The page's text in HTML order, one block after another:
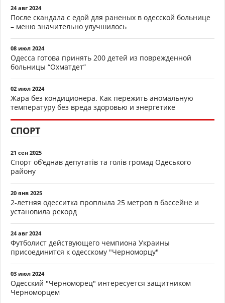
24 авг 2024
После скандала с едой для раненых в одесской больнице
– меню значительно улучшилось
08 июл 2024
Одесса готова принять 200 детей из поврежденной
больницы “Охматдет”
02 июл 2024
Жара без кондиционера. Как пережить аномальную
температуру без вреда здоровью и энергетике
СПОРТ
21 сен 2025
Спорт об’єднав депутатів та голів громад Одеського
району
20 янв 2025
2-летняя одесситка проплыла 25 метров в бассейне и
установила рекорд
24 авг 2024
Футболист действующего чемпиона Украины
присоединится к одесскому "Черноморцу"
03 июл 2024
Одесский "Черноморец" интересуется защитником
Черноморцем